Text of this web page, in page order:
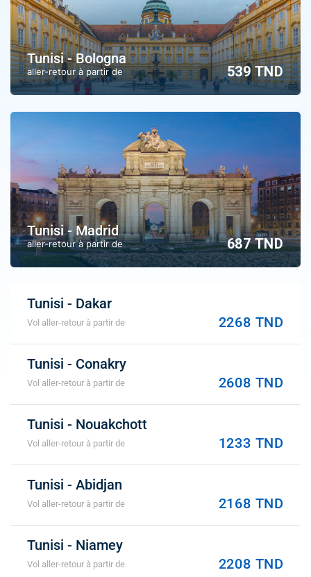
Tunisi - Bologna
aller-retour à partir de 539 TND
Tunisi - Madrid
aller-retour à partir de 687 TND
Tunisi - Dakar
Vol aller-retour à partir de 2268 TND
Tunisi - Conakry
Vol aller-retour à partir de 2608 TND
Tunisi - Nouakchott
Vol aller-retour à partir de 1233 TND
Tunisi - Abidjan
Vol aller-retour à partir de 2168 TND
Tunisi - Niamey
Vol aller-retour à partir de 2208 TND